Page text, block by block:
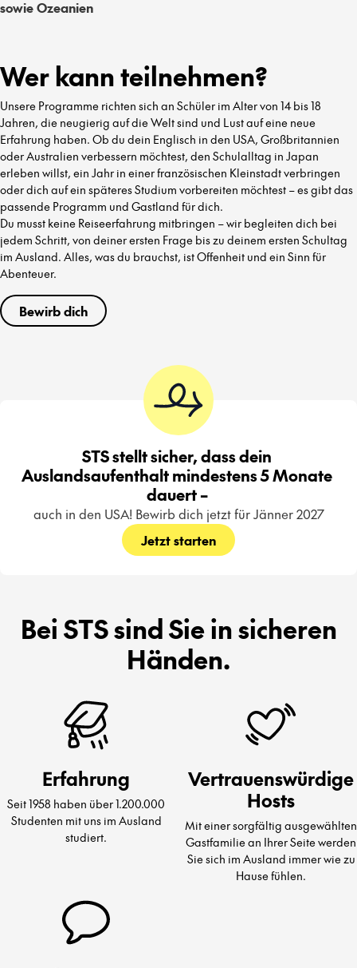
sowie Ozeanien
Wer kann teilnehmen?
Unsere Programme richten sich an Schüler im Alter von 14 bis 18
Jahren, die neugierig auf die Welt sind und Lust auf eine neue
Erfahrung haben. Ob du dein Englisch in den USA, Großbritannien
oder Australien verbessern möchtest, den Schulalltag in Japan
erleben willst, ein Jahr in einer französischen Kleinstadt verbringen
oder dich auf ein späteres Studium vorbereiten möchtest – es gibt das
passende Programm und Gastland für dich.
Du musst keine Reiseerfahrung mitbringen – wir begleiten dich bei
jedem Schritt, von deiner ersten Frage bis zu deinem ersten Schultag
im Ausland. Alles, was du brauchst, ist Offenheit und ein Sinn für
Abenteuer.
Bewirb dich
STS stellt sicher, dass dein
Auslandsaufenthalt mindestens 5 Monate
dauert –
auch in den USA! Bewirb dich jetzt für Jänner 2027
Jetzt starten
Bei STS sind Sie in sicheren
Händen.
Erfahrung
Seit 1958 haben über 1.200.000
Studenten mit uns im Ausland
studiert.
Vertrauenswürdige
Hosts
Mit einer sorgfältig ausgewählten
Gastfamilie an Ihrer Seite werden
Sie sich im Ausland immer wie zu
Hause fühlen.